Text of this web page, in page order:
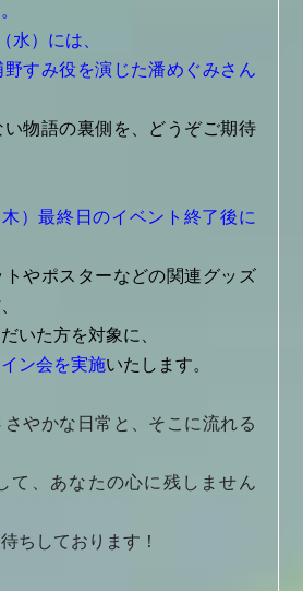
水）には、
すみ役を演じた潘めぐみさん
い物語の裏側を、どうぞご期待
）最終日のイベント終了後に
やポスターなどの関連グッズ
いた方を対象に、
ン会を実施いたします。
やかな日常と、そこに流れる
て、あなたの心に残しません
ちしております！